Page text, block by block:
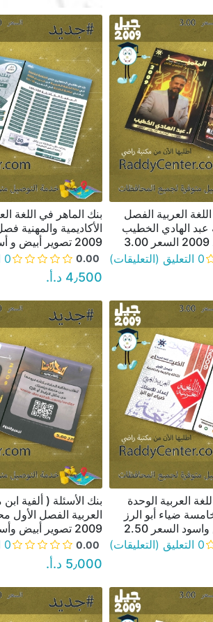
سريعة
العربية الفصل
عبد الهادي الخطيب
0 التعليق (التعليقات)
نظرةبنك الماهر في اللغة
الأكاديمية والمهنية
2009 تصوير أبيض و أسود السعر 4.50
0.00 0 التعليق (التعليقات)
4٫500 د.أ.‏
سريعة
العربية الوحدة
ضياء أبو الرز
0 التعليق (التعليقات)
نظرة
بنك الأسئلة ( ألفية
العربية الفصل
2009 تصوير أبيض وأسود السعر 5.00
0.00 0 التعليق (التعليقات)
5٫000 د.أ.‏